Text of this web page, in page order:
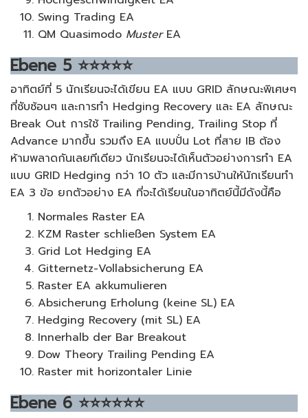
Swing Trading EA
QM Quasimodo MusterEA
Ebene 5⭐⭐⭐⭐⭐
อาทิตย์ที่ 5 นักเรียนจะได้เขียน EA แบบ GRID ลักษณะพิเศษๆ
ที่ซับซ้อนๆ และการทำ Hedging Recovery และ EA ลักษณะ
Break Out การใช้ Trailing Pending, Trailing Stop ที่
Advance มากขึ้น รวมถึง EA แบบปั่น Lot ที่สาย IB ต้อง
ห้ามพลาดกันเลยทีเดียว นักเรียนจะได้เห็นตัวอย่างการทำ EA
แบบ GRID Hedging กว่า 10 ตัว และมีการบ้านให้นักเรียนทำ
EA 3 ข้อ ยกตัวอย่าง EA ที่จะได้เรียนในอาทิตย์นี้มีดังนี้คือ
Normales Raster EA
KZM Raster schließen System EA
Grid Lot Hedging EA
Gitternetz-Vollabsicherung EA
Raster EA akkumulieren
Absicherung Erholung (keine SL) EA
Hedging Recovery (mit SL) EA
Innerhalb der Bar Breakout
Dow Theory Trailing Pending EA
Raster mit horizontaler Linie
Ebene 6 ⭐⭐⭐⭐⭐⭐